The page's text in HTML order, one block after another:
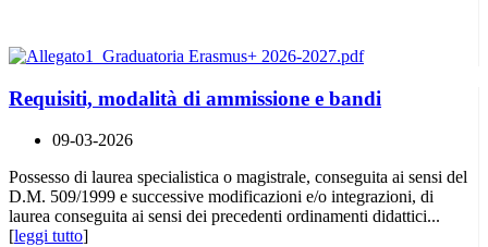
Requisiti, modalità di ammissione e bandi
09-03-2026
Possesso di laurea specialistica o magistrale, conseguita ai sensi del
D.M. 509/1999 e successive modificazioni e/o integrazioni, di
laurea conseguita ai sensi dei precedenti ordinamenti didattici...
[leggi tutto]